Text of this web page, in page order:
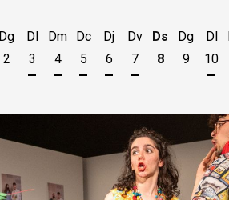
Dg
2
Dl
3
Dilluns 3 d'agost
Dm
4
Dimarts 4 d'agost
Dc
5
Dimecres 5 d'agost
Dj
6
Dijous 6 d'agost
Dv
7
Divendres 7
Ds
8
Dg
9
Dl
10